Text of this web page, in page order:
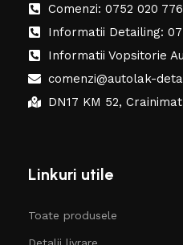
Comenzi: 0752 020 776
Informatii Detailing:
Informatii Vopsitorie
comenzi@autolak-
DN17 KM 52,
Linkuri utile
Toate produsele